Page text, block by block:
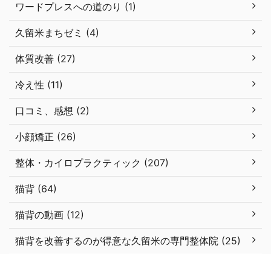
ワードプレスへの道のり (1)
久留米まちゼミ (4)
体質改善 (27)
冷え性 (11)
口コミ、感想 (2)
小顔矯正 (26)
整体・カイロプラクティック (207)
猫背 (64)
猫背の動画 (12)
猫背を改善するのが得意な久留米の専門整体院 (25)